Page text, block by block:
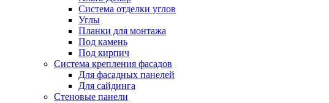
Система отделки углов
Углы
Планки для монтажа
Под камень
Под кирпич
Система крепления фасадов
Для фасадных панелей
Для сайдинга
Стеновые панели